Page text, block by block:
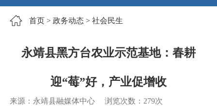
首页 > 政务动态 > 社会民生
永靖县黑方台农业示范基地：春耕
迎“莓”好，产业促增收
来源：永靖县融媒体中心 浏览次数： 279次